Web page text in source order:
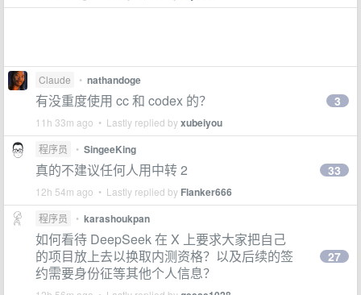
Claude • nathandoge
有没重度使用 cc 和 codex 的？
11h 33m ago • Lastly replied byxubeiyou
3
程序员 • SingeeKing
真的不建议任何人用中转 2
12h 54m ago • Lastly replied by Flanker666
33
程序员 • karashoukpan
如何看待 DeepSeek 在 X 上要求大家把自己
的项目放上去以换取内测资格？以及后续的签
约需要身份征等其他个人信息？
27